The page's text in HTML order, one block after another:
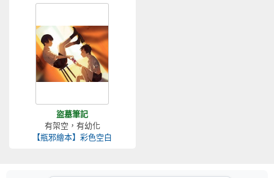
盜墓筆記
有架空，有幼化
【瓶邪繪本】彩色空白